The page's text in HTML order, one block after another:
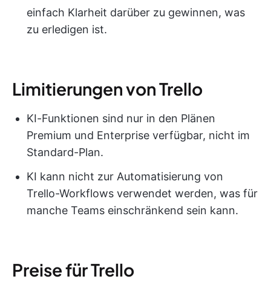
einfach Klarheit darüber zu gewinnen, was
zu erledigen ist.
Limitierungen von Trello
KI-Funktionen sind nur in den Plänen
Premium und Enterprise verfügbar, nicht im
Standard-Plan.
KI kann nicht zur Automatisierung von
Trello-Workflows verwendet werden, was für
manche Teams einschränkend sein kann.
Preise für Trello